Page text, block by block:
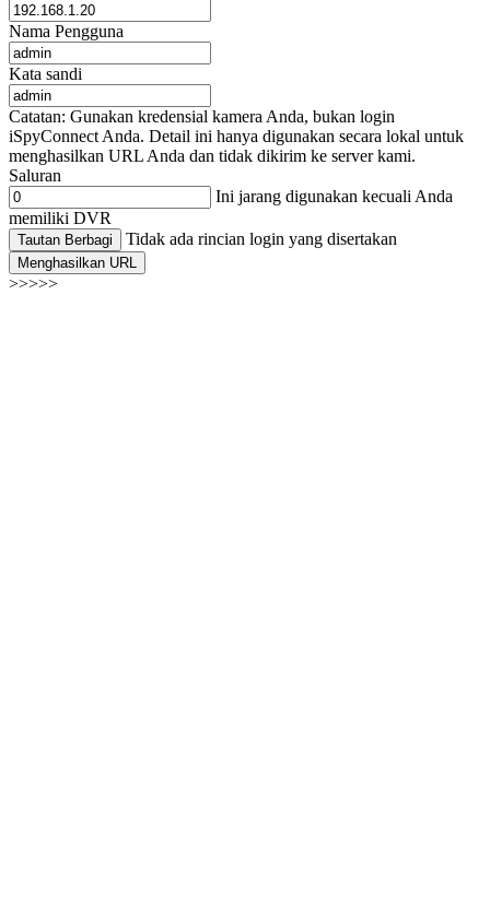
Nama Pengguna
Kata sandi
Catatan: Gunakan kredensial kamera Anda, bukan login
iSpyConnect Anda. Detail ini hanya digunakan secara lokal untuk
menghasilkan URL Anda dan tidak dikirim ke server kami.
Saluran
Ini jarang digunakan kecuali Anda
memiliki DVR
Tautan Berbagi Tidak ada rincian login yang disertakan
Menghasilkan URL
>>>>>